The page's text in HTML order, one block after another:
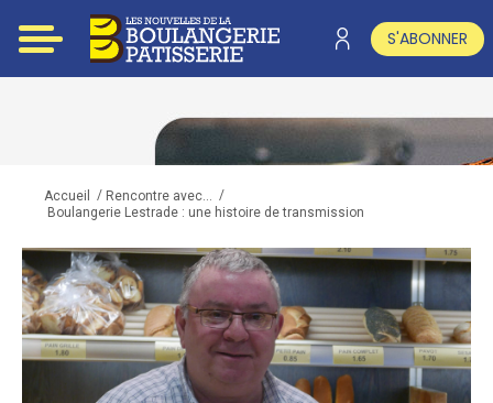
S'ABONNER
Accueil / Rencontre avec... /
Boulangerie Lestrade : une histoire de transmission